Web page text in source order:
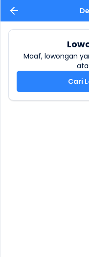
Maaf, lowongan
Cari